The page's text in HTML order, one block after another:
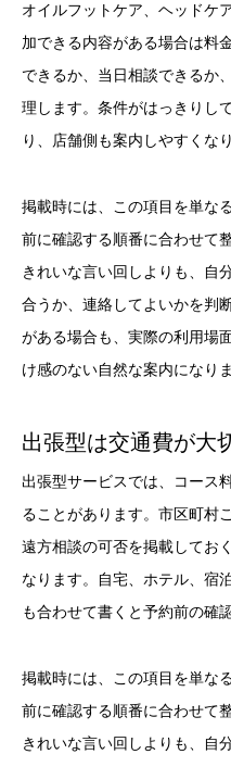
オイルフットケア、ヘッドケ
加できる内容がある場合は料
できるか、当日相談できるか
理します。条件がはっきりし
り、店舗側も案内しやすくな
掲載時には、この項目を単な
前に確認する順番に合わせて
きれいな言い回しよりも、自
合うか、連絡してよいかを判
がある場合も、実際の利用場
け感のない自然な案内になりま
出張型は交通費が大
出張型サービスでは、コース
ることがあります。市区町村
遠方相談の可否を掲載してお
なります。自宅、ホテル、宿
も合わせて書くと予約前の確
掲載時には、この項目を単な
前に確認する順番に合わせて
きれいな言い回しよりも、自